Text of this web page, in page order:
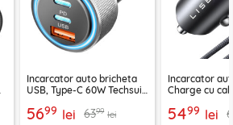
Incarcator auto bricheta
USB, Type-C 60W Techsuit
5699 lei 6399 lei
Incarcator
Charge cu
5499 lei